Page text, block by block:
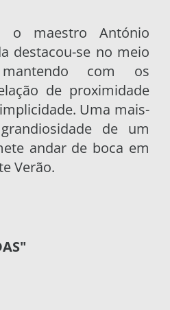
o maestro António
destacou-se no meio
com os
de proximidade
Uma mais-
de um
andar de boca em
Verão.